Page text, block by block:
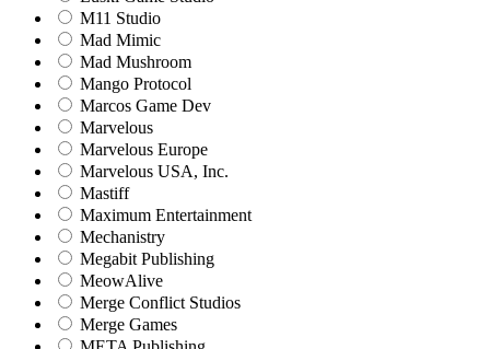
M11 Studio
Mad Mimic
Mad Mushroom
Mango Protocol
Marcos Game Dev
Marvelous
Marvelous Europe
Marvelous USA, Inc.
Mastiff
Maximum Entertainment
Mechanistry
Megabit Publishing
MeowAlive
Merge Conflict Studios
Merge Games